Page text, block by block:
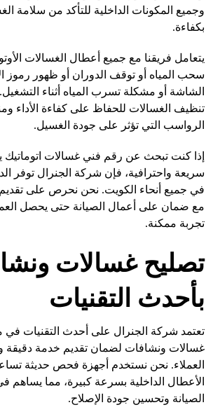
وجميع المكونات الداخلية للتأكد من سلامة
بكفاءة.
يتعامل فريقنا مع جميع أعطال الغسالات
سحب المياه أو توقف الدوران أو ظهور رموز
الشاشة أو مشكلة تسرب المياه أثناء
تنظيف الغسالات للحفاظ على كفاءة الأداء
الرواسب التي تؤثر على جودة الغسيل.
إذا كنت تبحث عن رقم فني غسالات اتوماتيك
سريعة واحترافية، فإن شركة الجنرال توفر
في جميع أنحاء الكويت. نحن نحرص على
مع ضمان على أعمال الصيانة حتى يحصل
تجربة ممكنة.
تصليح غسالات
بأحدث التقنيات
تعتمد شركة الجنرال على أحدث التقنيات في
غسالات ونشافات لضمان تقديم خدمة دقيقة
العملاء. نحن نستخدم أجهزة فحص حديثة
الأعطال الداخلية بسرعة كبيرة، مما يساهم
الصيانة وتحسين جودة الإصلاح.